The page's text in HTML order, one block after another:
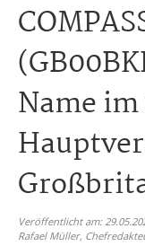
Name
Veröffentlicht am:
Rafael Müller,